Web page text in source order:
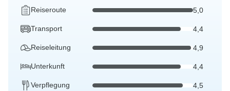
Reiseroute 5,0
Transport 4,4
Reiseleitung 4,9
Unterkunft 4,4
Verpflegung 4,5